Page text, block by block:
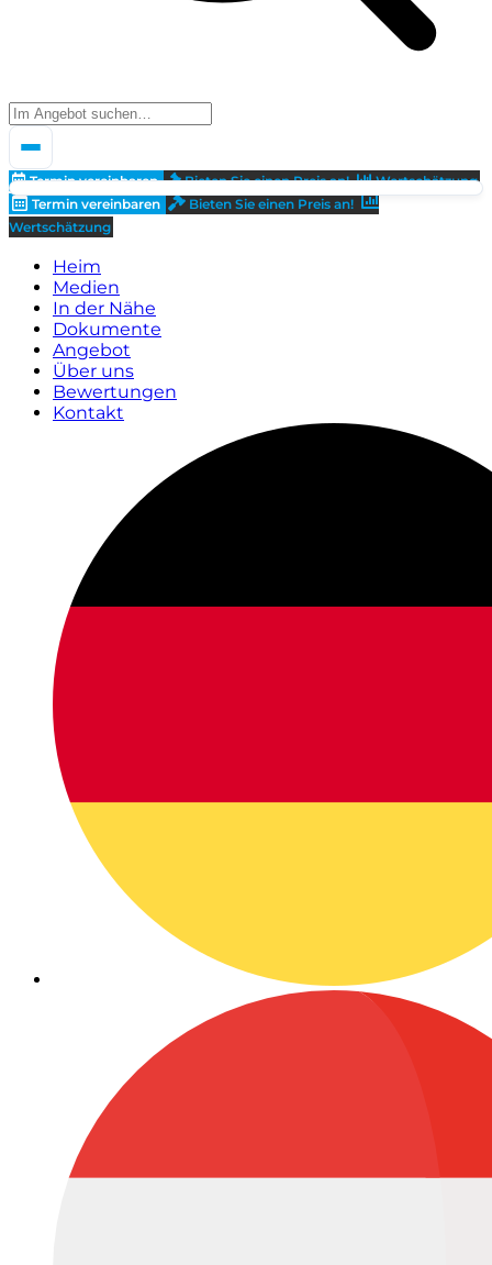
Termin vereinbaren Bieten Sie einen Preis an!
Wertschätzung
Termin vereinbaren
Bieten Sie einen Preis an!
Wertschätzung
Heim
Medien
In der Nähe
Dokumente
Angebot
Über uns
Bewertungen
Kontakt